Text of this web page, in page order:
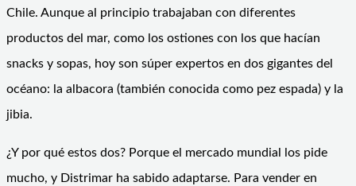
Chile. Aunque al principio trabajaban con diferentes
productos del mar, como los ostiones con los que hacían
snacks y sopas, hoy son súper expertos en dos gigantes del
océano: la albacora (también conocida como pez espada) y la
jibia.
¿Y por qué estos dos? Porque el mercado mundial los pide
mucho, y Distrimar ha sabido adaptarse. Para vender en